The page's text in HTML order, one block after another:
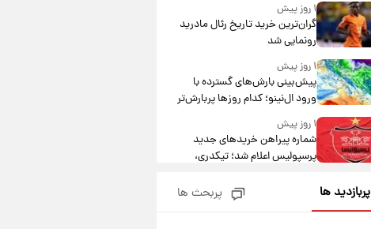
۱ روز پیش
گران‌ترین خرید تاریخ رئال مادرید
رونمایی شد
۱ روز پیش
پیش‌بینی بارش‌های گسترده با
ورود ال‌نینو؛ کدام روزها پربارش‌تر
خواهند بود؟
۱ روز پیش
شماره پیراهن خریدهای جدید
پرسپولیس اعلام شد؛ تیکدری،
جزئیات فعال‌سازی «کیف پول
ایران» اعلام شد+فیلم
پربازدید ها پربحث ها